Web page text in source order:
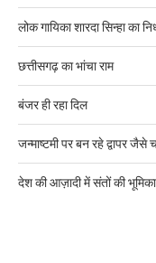
लोक गायिका शारदा सिन्हा का
छत्तीसगढ़ का भांचा राम
बंजर ही रहा दिल
जन्माष्टमी पर बन रहे द्वापर जैसे
देश की आज़ादी में संतों की भूमिका